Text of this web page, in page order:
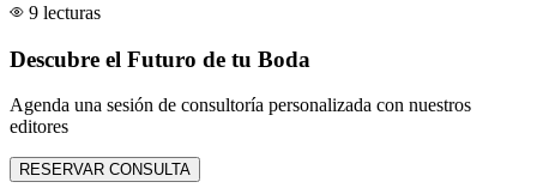
9 lecturas
Descubre el Futuro de tu Boda
Agenda una sesión de consultoría personalizada con nuestros
editores
RESERVAR CONSULTA